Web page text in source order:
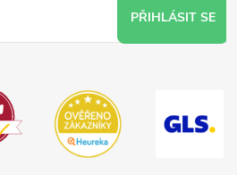
PŘIHLÁSIT SE